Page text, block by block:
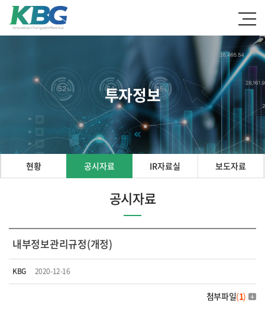
투자정보
현황 공시자료 IR자료실 보도자료
공시자료
내부정보관리규정(개정)
KBG 2020-12-16
첨부파일(1)